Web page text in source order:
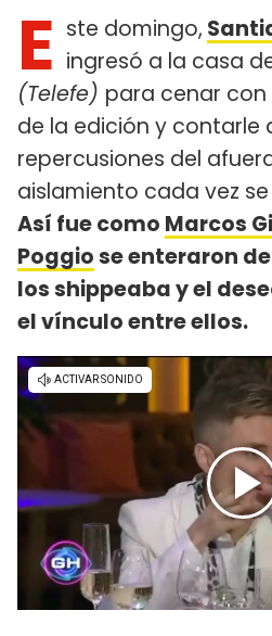
E ste domingo,
ingresó a la casa
(Telefe) para cenar con
de la edición y contarle
repercusiones del
aislamiento cada vez
Así fue como Marcos
Poggiose enteraron
los shippeaba y el
el vínculo entre ellos.